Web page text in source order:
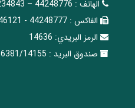
الهاتف : 44248776 – 44234843
الفاکس : 44248777 - 44246121
الرمز البريدي: 14636
صندوق البريد : 6381/14155